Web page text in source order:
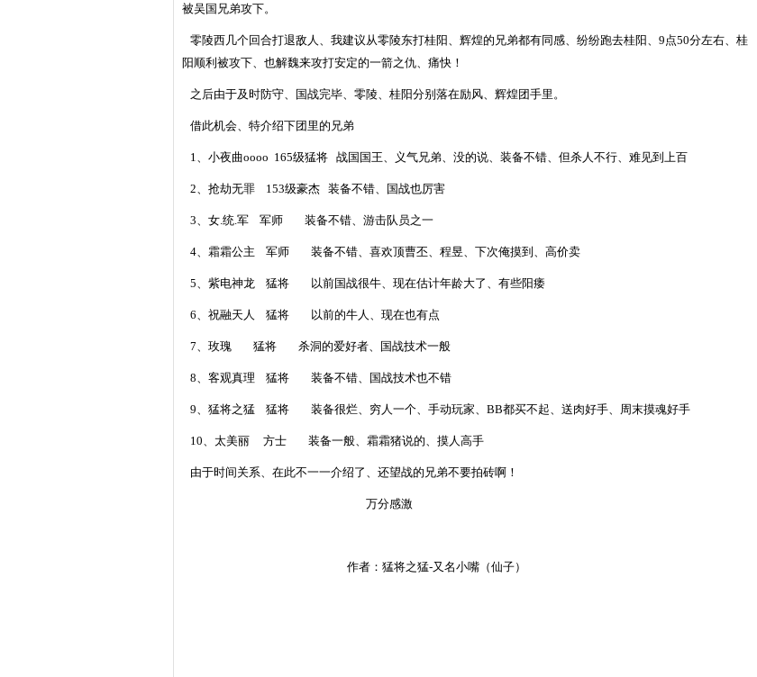
被吴国兄弟攻下。
零陵西几个回合打退敌人、我建议从零陵东打桂阳、辉煌的兄弟都有同感、纷纷跑去桂阳、 9点50分左右、桂
阳顺利被攻下、也解魏来攻打安定的一箭之仇、痛快！
之后由于及时防守、国战完毕、零陵、桂阳分别落在励风、辉煌团手里。
借此机会、特介绍下团里的兄弟
1、小夜曲oooo 165级猛将 战国国王、义气兄弟、没的说、装备不错、但杀人不行、难见到上百
2、抢劫无罪 153级豪杰 装备不错、国战也厉害
3、女.统.军 军师 装备不错、游击队员之一
4、霜霜公主 军师 装备不错、喜欢顶曹丕、程昱、下次俺摸到、高价卖
5、紫电神龙 猛将 以前国战很牛、现在估计年龄大了、有些阳痿
6、祝融天人 猛将 以前的牛人、现在也有点
7、玫瑰 猛将 杀洞的爱好者、国战技术一般
8、客观真理 猛将 装备不错、国战技术也不错
9、猛将之猛 猛将 装备很烂、穷人一个、手动玩家、 BB都买不起、送肉好手、周末摸魂好手
10、太美丽 方士 装备一般、霜霜猪说的、摸人高手
由于时间关系、在此不一一介绍了、还望战的兄弟不要拍砖啊！
万分感激
作者：猛将之猛-又名小嘴（仙子）